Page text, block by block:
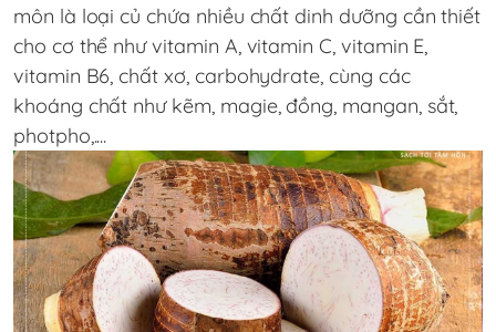
môn là loại củ chứa nhiều chất dinh dưỡng cần thiết
cho cơ thể như vitamin A, vitamin C, vitamin E,
vitamin B6, chất xơ, carbohydrate, cùng các
khoáng chất như kẽm, magie, đồng, mangan, sắt,
photpho,....